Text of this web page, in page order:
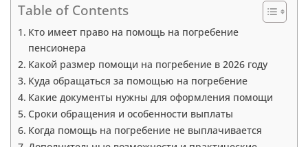
Table of Contents
Кто имеет право на помощь на погребение
пенсионера
Какой размер помощи на погребение в 2026 году
Куда обращаться за помощью на погребение
Какие документы нужны для оформления помощи
Сроки обращения и особенности выплаты
Когда помощь на погребение не выплачивается